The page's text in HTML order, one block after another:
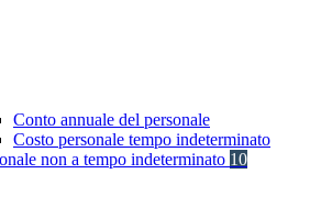
Conto annuale del personale
Costo personale tempo indeterminato
non a tempo indeterminato 10